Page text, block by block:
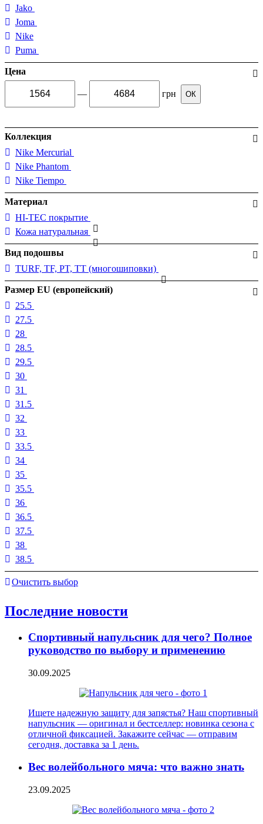
Jako
Joma
Nike
Puma
Цена
— грн ОК
Коллекция
Nike Mercurial
Nike Phantom
Nike Tiempo
Материал
HI-TEC покрытие
Кожа натуральная
Вид подошвы
TURF, TF, PT, TT (многошиповки)
Размер EU (европейский)
25.5
27.5
28
28.5
29.5
30
31
31.5
32
33
33.5
34
35
35.5
36
36.5
37.5
38
38.5
Очистить выбор
Последние новости
Спортивный напульсник для чего? Полное
руководство по выбору и применению
30.09.2025
Ищете надежную защиту для запястья? Наш спортивный
напульсник — оригинал и бестселлер: новинка сезона с
отличной фиксацией. Закажите сейчас — отправим
сегодня, доставка за 1 день.
Вес волейбольного мяча: что важно знать
23.09.2025